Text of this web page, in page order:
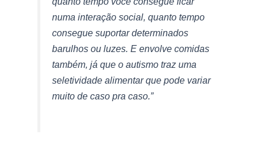
numa interação social, quanto tempo
consegue suportar determinados
barulhos ou luzes. E envolve comidas
também, já que o autismo traz uma
seletividade alimentar que pode variar
muito de caso pra caso.”